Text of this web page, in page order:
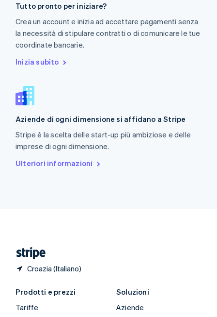
Tutto pronto per iniziare?
Crea un account e inizia ad accettare pagamenti senza
la necessità di stipulare contratti o di comunicare le tue
coordinate bancarie.
Inizia subito
Aziende di ogni dimensione si affidano a Stripe
Stripe è la scelta delle start-up più ambiziose e delle
imprese di ogni dimensione.
Ulteriori informazioni
Croazia (Italiano)
English简体中文
Regno Unito
Repubblica Ceca
English
Romania
English
Slovacchia
Slovenia
Spagna
Español English
EnglishEspañol简体中文
Prodotti e prezzi
Tariffe
Soluzioni
Aziende